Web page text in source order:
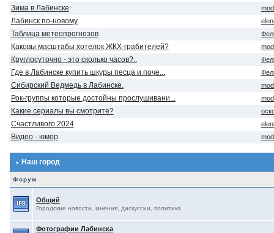
Зима в Лабинске
Лабинск по-новому
Таблица метеопрогнозов
Каковы масштабы хотелок ЖКХ-грабителей?
Круглосуточно - это сколько часов?..
Где в Лабинске купить шкуры песца и поче...
Сибирский Ведмедь в Лабинске.
Рок-группы которые достойны прослушивани...
Какие сериалы вы смотрите?
Счастливого 2024
Видео - юмор
Наш город
Форум
Общий
Городские новости, мнения, дискуссии, политика
Фотографии Лабинска